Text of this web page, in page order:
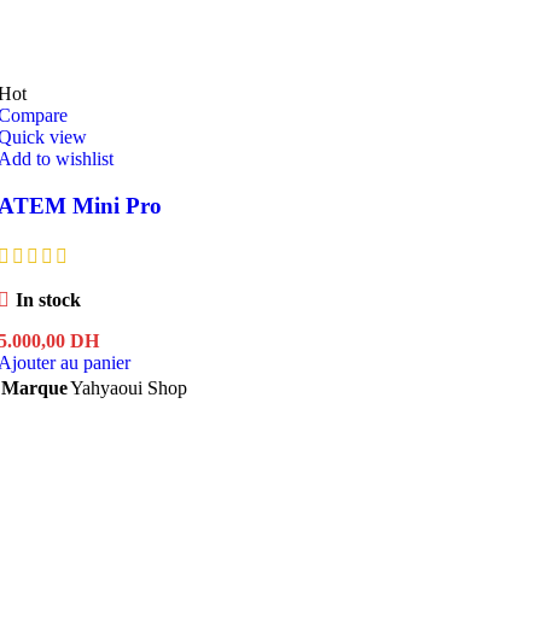
view
to wishlist
Mini Pro
In stock
DH
au panier
MarqueYahyaoui Shop